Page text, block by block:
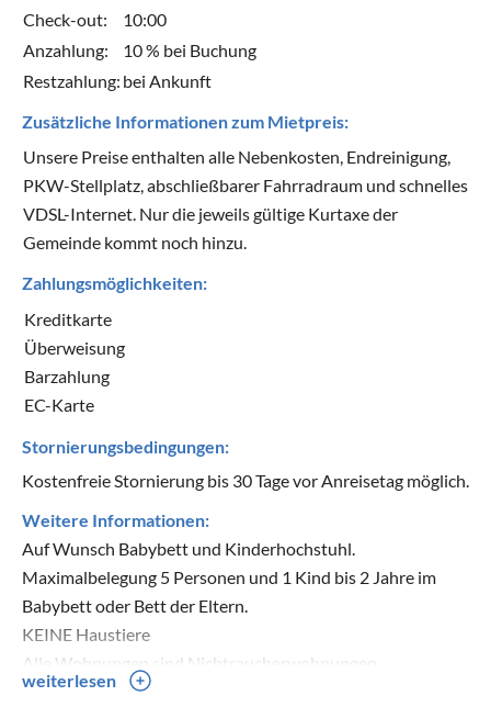
Check-out:
10:00
Anzahlung:
10 % bei Buchung
Restzahlung: bei Ankunft
Zusätzliche Informationen zum Mietpreis:
Unsere Preise enthalten alle Nebenkosten, Endreinigung,
PKW-Stellplatz, abschließbarer Fahrradraum und schnelles
VDSL-Internet. Nur die jeweils gültige Kurtaxe der
Gemeinde kommt noch hinzu.
Zahlungsmöglichkeiten:
Kreditkarte
Überweisung
Barzahlung
EC-Karte
Stornierungsbedingungen:
Kostenfreie Stornierung bis 30 Tage vor Anreisetag möglich.
Weitere Informationen:
Auf Wunsch Babybett und Kinderhochstuhl.
Maximalbelegung 5 Personen und 1 Kind bis 2 Jahre im
Babybett oder Bett der Eltern.
KEINE Haustiere
Alle Wohnungen sind Nichtraucherwohnungen.
Selbstverständlich können Raucher aber auf der Terrasse
weiterlesen